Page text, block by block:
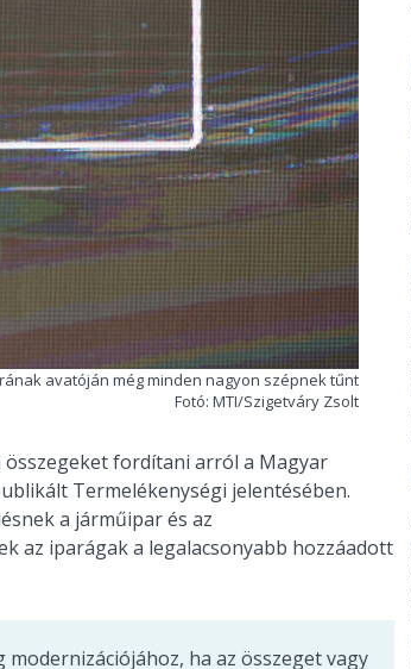
avatóján még minden nagyon szépnek tűnt
Fotó: MTI/Szigetváry Zsolt
fordítani arról a Magyar
Termelékenységi jelentésében.
a járműipar és az
az iparágak a legalacsonyabb hozzáadott
ha az összeget vagy